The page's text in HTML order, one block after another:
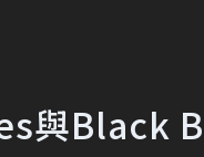
與Black